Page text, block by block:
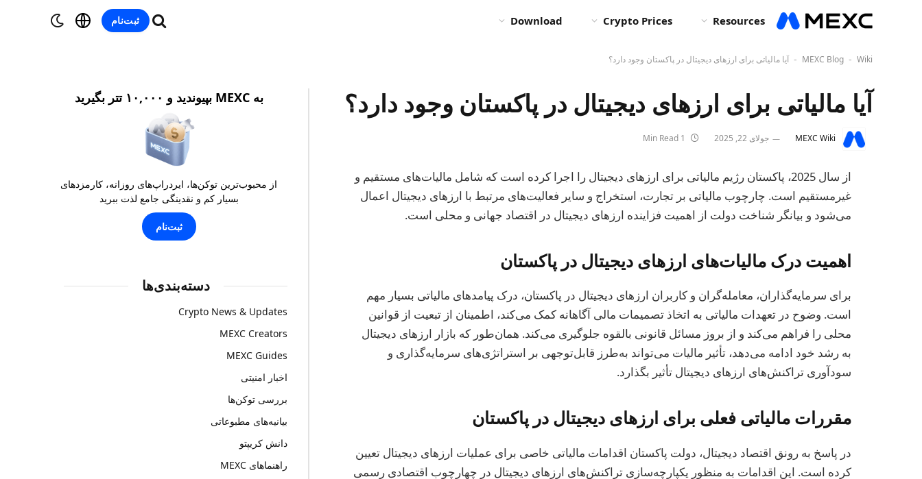
Resources
Crypto Prices
Download ثبت‌نام
MEXC Blog - Wiki
- آیا مالیاتی برای ارزهای دیجیتال در پاکستان وجود دارد؟
آیا مالیاتی برای ارزهای دیجیتال در پاکستان وجود دارد؟
MEXC Wiki جولای 22, 2025
از سال 2025، پاکستان رژیم مالیاتی برای ارزهای دیجیتال را اجرا کرده است که شامل مالیات‌های مستقیم و
غیرمستقیم است. چارچوب مالیاتی بر تجارت، استخراج و سایر فعالیت‌های مرتبط با ارزهای دیجیتال اعمال
می‌شود و بیانگر شناخت دولت از اهمیت فزاینده ارزهای دیجیتال در اقتصاد جهانی و محلی است.
اهمیت درک مالیات‌های ارزهای دیجیتال در پاکستان
برای سرمایه‌گذاران، معامله‌گران و کاربران ارزهای دیجیتال در پاکستان، درک پیامدهای مالیاتی بسیار مهم
است. وضوح در تعهدات مالیاتی به اتخاذ تصمیمات مالی آگاهانه کمک می‌کند، اطمینان از تبعیت از قوانین
محلی را فراهم می‌کند و از بروز مسائل قانونی بالقوه جلوگیری می‌کند. همان‌طور که بازار ارزهای دیجیتال
به رشد خود ادامه می‌دهد، تأثیر مالیات می‌تواند به‌طرز قابل‌توجهی بر استراتژی‌های سرمایه‌گذاری و
سودآوری تراکنش‌های ارزهای دیجیتال تأثیر بگذارد.
مقررات مالیاتی فعلی برای ارزهای دیجیتال در پاکستان
در پاسخ به رونق اقتصاد دیجیتال، دولت پاکستان اقدامات مالیاتی خاصی برای عملیات ارزهای دیجیتال تعیین
کرده است. این اقدامات به منظور یکپارچه‌سازی تراکنش‌های ارزهای دیجیتال در چهارچوب اقتصادی رسمی
به MEXC بپیوندید و ۱۰,۰۰۰ تتر بگیرید
از محبوب‌ترین توکن‌ها، ایردراپ‌های روزانه، کارمزدهای
بسیار کم و نقدینگی جامع لذت ببرید
ثبت‌نام
دسته‌بندی‌ها
Crypto News & Updates
MEXC Creators
MEXC Guides
اخبار امنیتی
بررسی توکن‌ها
بیانیه‌های مطبوعاتی
دانش کریپتو
راهنماهای MEXC